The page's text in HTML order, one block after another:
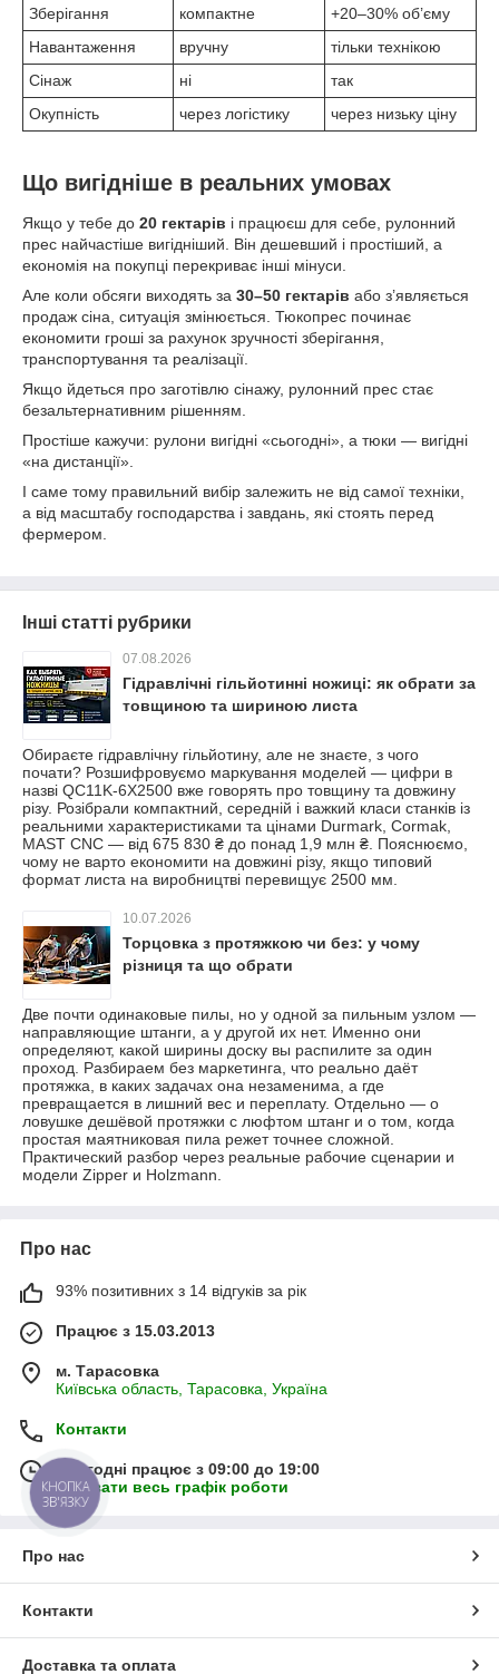
Зберігання компактне
+20–30% об’єму
Навантаження
вручну
тільки технікою
Сінаж
ні
так
Окупність
через логістику через низьку ціну
Що вигідніше в реальних умовах
Якщо у тебе до 20 гектарів і працюєш для себе, рулонний
прес найчастіше вигідніший. Він дешевший і простіший, а
економія на покупці перекриває інші мінуси.
Але коли обсяги виходять за 30–50 гектарів або з’являється
продаж сіна, ситуація змінюється. Тюкопрес починає
економити гроші за рахунок зручності зберігання,
транспортування та реалізації.
Якщо йдеться про заготівлю сінажу, рулонний прес стає
безальтернативним рішенням.
Простіше кажучи: рулони вигідні «сьогодні», а тюки — вигідні
«на дистанції».
І саме тому правильний вибір залежить не від самої техніки,
а від масштабу господарства і завдань, які стоять перед
фермером.
Інші статті рубрики
07.08.2026
Гідравлічні гільйотинні ножиці: як обрати за
товщиною та шириною листа
Обираєте гідравлічну гільйотину, але не знаєте, з чого
почати? Розшифровуємо маркування моделей — цифри в
назві QC11K-6X2500 вже говорять про товщину та довжину
різу. Розібрали компактний, середній і важкий класи станків із
реальними характеристиками та цінами Durmark, Cormak,
MAST CNC — від 675 830 ₴ до понад 1,9 млн ₴. Пояснюємо,
чому не варто економити на довжині різу, якщо типовий
формат листа на виробництві перевищує 2500 мм.
10.07.2026
Торцовка з протяжкою чи без: у чому
різниця та що обрати
Две почти одинаковые пилы, но у одной за пильным узлом —
направляющие штанги, а у другой их нет. Именно они
определяют, какой ширины доску вы распилите за один
проход. Разбираем без маркетинга, что реально даёт
протяжка, в каких задачах она незаменима, а где
превращается в лишний вес и переплату. Отдельно — о
ловушке дешёвой протяжки с люфтом штанг и о том, когда
простая маятниковая пила режет точнее сложной.
Практический разбор через реальные рабочие сценарии и
модели Zipper и Holzmann.
Про нас
93% позитивних з 14 відгуків за рік
Працює з 15.03.2013
м. Тарасовка
Київська область, Тарасовка, Україна
Контакти
Сьогодні працює з 09:00 до 19:00
Показати весь графік роботи
Про нас
Контакти
Доставка та оплата
КНОПКА
ЗВ'ЯЗКУ